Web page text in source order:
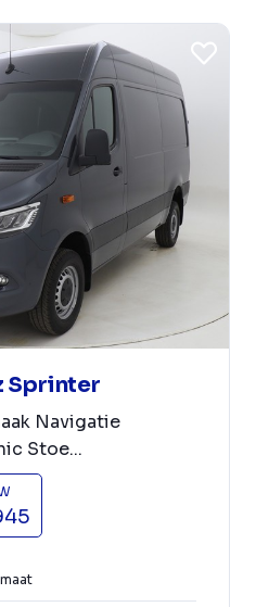
Sprinter
Navigatie
Stoe...